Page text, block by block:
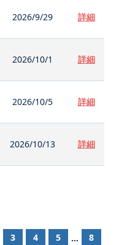
2026/9/29 詳細
2026/10/1 詳細
2026/10/5 詳細
2026/10/13 詳細
3 4 5 ... 8